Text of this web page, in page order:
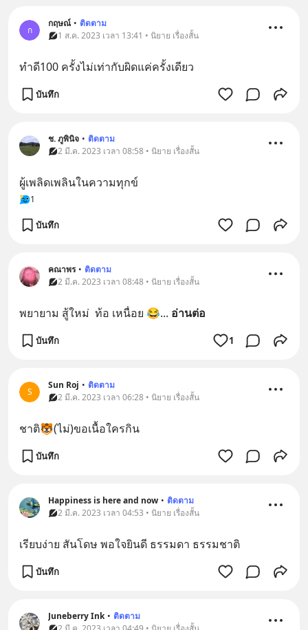
ก
กฤษณ์ • ติดตาม
1 ส.ค. 2023 เวลา 13:41 • นิยาย เรื่องสั้น
ทำดี100 ครั้งไม่เท่ากับผิดแค่ครั้งเดียว
บันทึก
ช. ภูพินิจ • ติดตาม
2 มี.ค. 2023 เวลา 08:58 • นิยาย เรื่องสั้น
ผู้เพลิดเพลินในความทุกข์
1
บันทึก
คณาพร • ติดตาม
2 มี.ค. 2023 เวลา 08:48 • นิยาย เรื่องสั้น
พยายาม สู้ใหม่  ท้อ เหนื่อย 😂... อ่านต่อ
บันทึก 1
S
Sun Roj • ติดตาม
2 มี.ค. 2023 เวลา 06:28 • นิยาย เรื่องสั้น
ชาติ🐯(ไม่)ขอเนื้อใครกิน
บันทึก
Happiness is here and now • ติดตาม
2 มี.ค. 2023 เวลา 04:53 • นิยาย เรื่องสั้น
เรียบง่าย สันโดษ พอใจยินดี ธรรมดา ธรรมชาติ
บันทึก
Juneberry Ink • ติดตาม